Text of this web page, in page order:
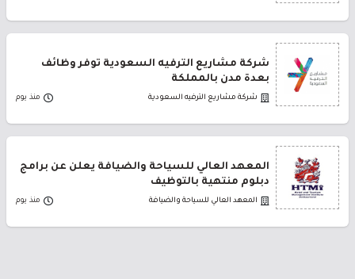
شركة مشاريع الترفيه السعودية توفر وظائف
بعدة مدن بالمملكة
شركة مشاريع الترفيه السعودية منذ يوم
المعهد العالي للسياحة والضيافة يعلن عن برامج
دبلوم منتهية بالتوظيف
المعهد العالي للسياحة والضيافة منذ يوم